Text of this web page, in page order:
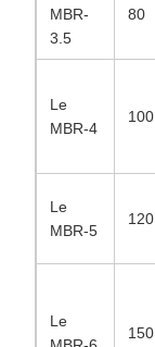
MBR-
3.5
80
Le
MBR-4
100
Le
MBR-5
120
Le
150